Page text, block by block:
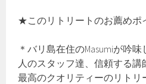
★このリトリートのお薦め
＊バリ島在住のMasumiが吟
人のスタッフ達、信頼する講
最高のクオリティーのリトリ